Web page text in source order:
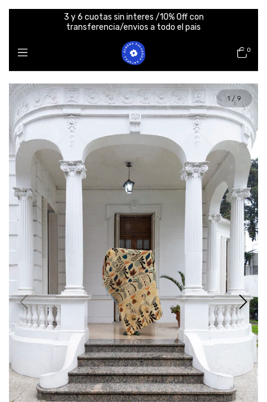
3 y 6 cuotas sin interes /10% Off con
transferencia/envios a todo el pais
0
1/ 9